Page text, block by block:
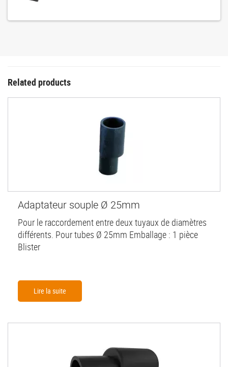
Related products
Adaptateur souple Ø 25mm
Pour le raccordement entre deux tuyaux de diamètres
différents. Pour tubes Ø 25mm Emballage : 1 pièce
Blister
Lire la suite